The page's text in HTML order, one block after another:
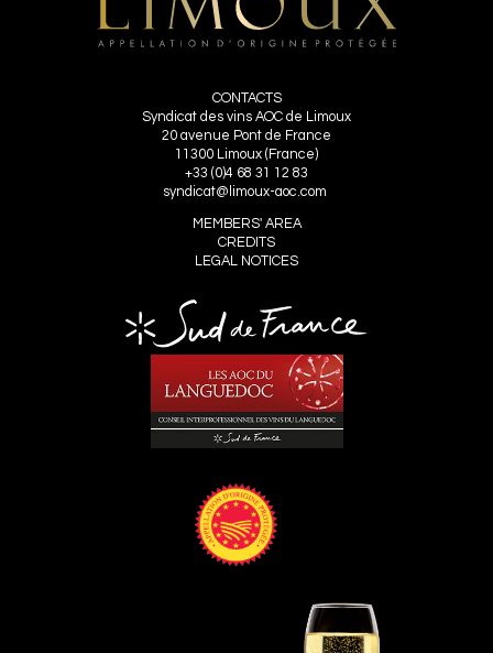
CONTACTS
Syndicat des vins AOC de Limoux
20 avenue Pont de France
11300 Limoux (France)
+33 (0)4 68 31 12 83
syndicat@limoux-aoc.com
MEMBERS' AREA
CREDITS
LEGAL NOTICES